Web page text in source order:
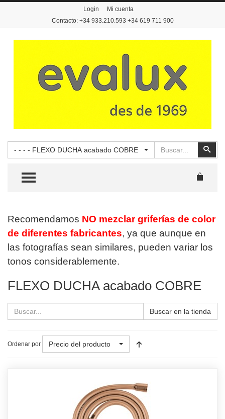
Login
Mi cuenta
Contacto: +34 933.210.593 +34 619 711 900
- - - - FLEXO DUCHA acabado COBRE
TOGGLE MENU
Recomendamos NO mezclar griferías de color
de diferentes fabricantes, ya que aunque en
las fotografías sean similares, pueden variar los
tonos considerablemente.
FLEXO DUCHA acabado COBRE
Buscar en la tienda
Ordenar por Precio del producto